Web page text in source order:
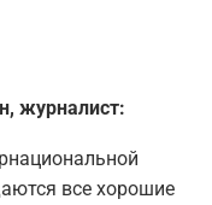
журналист:
все хорошие